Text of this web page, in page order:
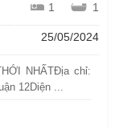
1 1
25/05/2024
NHẤTĐịa chỉ:
12Diện ...